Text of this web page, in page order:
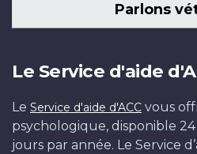
Parlons
Le Service d'aide
Le Service d'aide d'ACC vous
psychologique, disponible
jours par année. Le Service